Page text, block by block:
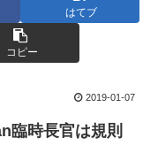
はてブ
コピー
2019-01-07
臨時長官は規則